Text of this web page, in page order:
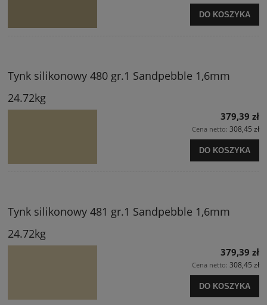
DO KOSZYKA
Tynk silikonowy 480 gr.1 Sandpebble 1,6mm
24.72kg
379,39 zł
Cena netto: 308,45 zł
DO KOSZYKA
Tynk silikonowy 481 gr.1 Sandpebble 1,6mm
24.72kg
379,39 zł
Cena netto: 308,45 zł
DO KOSZYKA